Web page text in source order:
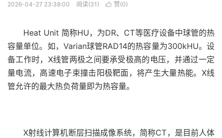
2026-04-27 23:38:00 阅读(31 )  赞(0)
Heat Unit 简称HU，为DR、CT等医疗设备中球管的热
容量单位。如，Varian球管RAD14的热容量为300kHU。设
备工作时，X线管两极之间要承受极高的电压，并通过一定
量电流，高速电子束撞击阳极靶面，将产生大量热能。X线
管允许的最大热负荷量即为热容量。
X射线计算机断层扫描成像系统，简称CT，是目前人体